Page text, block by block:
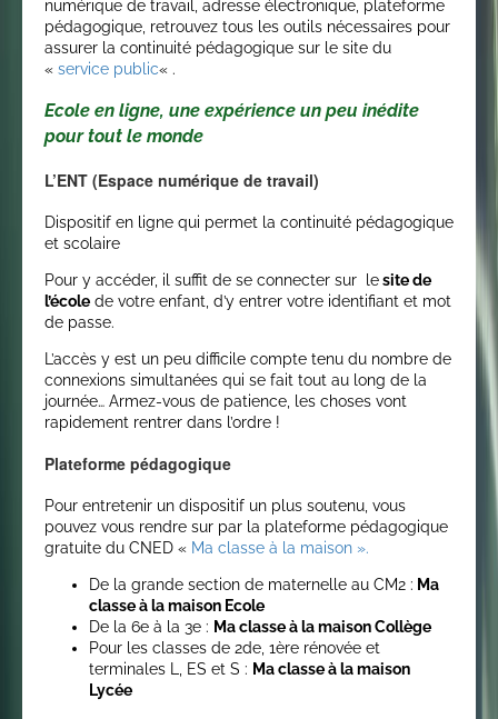
numérique de travail, adresse électronique, plateforme
pédagogique, retrouvez tous les outils nécessaires pour
assurer la continuité pédagogique sur le site du
« service public« .
Ecole en ligne, une expérience un peu inédite
pour tout le monde
L’ENT (Espace numérique de travail)
Dispositif en ligne qui permet la continuité pédagogique
et scolaire
Pour y accéder, il suffit de se connecter sur lesite de
l’école de votre enfant, d’y entrer votre identifiant et mot
de passe.
L’accès y est un peu difficile compte tenu du nombre de
connexions simultanées qui se fait tout au long de la
journée… Armez-vous de patience, les choses vont
rapidement rentrer dans l’ordre !
Plateforme pédagogique
Pour entretenir un dispositif un plus soutenu, vous
pouvez vous rendre sur par la plateforme pédagogique
gratuite du CNED « Ma classe à la maison ».
De la grande section de maternelle au CM2 : Ma
classe à la maison Ecole
De la 6e à la 3e : Ma classe à la maison Collège
Pour les classes de 2de, 1ère rénovée et
terminales L, ES et S : Ma classe à la maison
Lycée